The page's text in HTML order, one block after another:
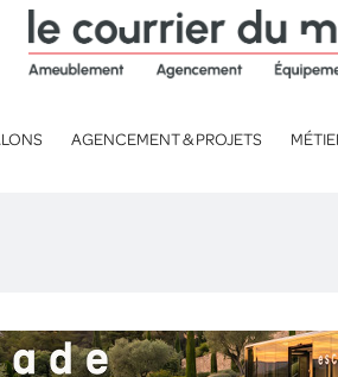
AGENCEMENT & PROJETS